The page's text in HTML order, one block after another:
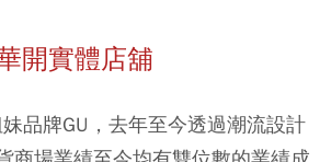
開實體店舖
品牌GU，去年至今透過潮流設計